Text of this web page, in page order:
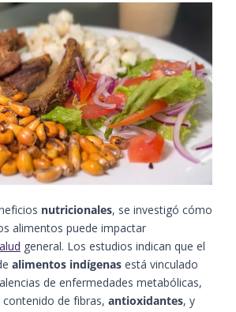
nutricionales, se investigó cómo
alimentos puede impactar
general. Los estudios indican que el
alimentos indígenas está vinculado
de enfermedades metabólicas,
de fibras, antioxidantes, y